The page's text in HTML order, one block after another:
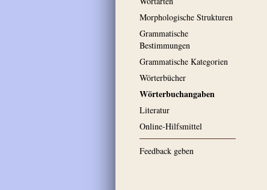
Morphologische Strukturen
Grammatische
Bestimmungen
Grammatische Kategorien
Wörterbücher
Wörterbuchangaben
Literatur
Online-Hilfsmittel
Feedback geben